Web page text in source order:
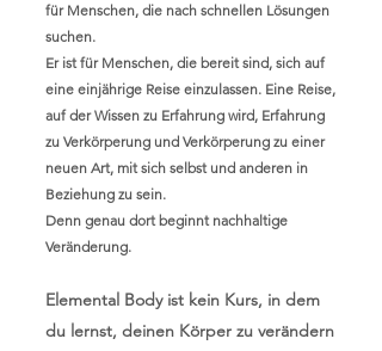
für Menschen, die nach schnellen Lösungen
suchen.
Er ist für Menschen, die bereit sind, sich auf
eine einjährige Reise einzulassen. Eine Reise,
auf der Wissen zu Erfahrung wird, Erfahrung
zu Verkörperung und Verkörperung zu einer
neuen Art, mit sich selbst und anderen in
Beziehung zu sein.
Denn genau dort beginnt nachhaltige
Veränderung.
Elemental Body ist kein Kurs, in dem
du lernst, deinen Körper zu verändern